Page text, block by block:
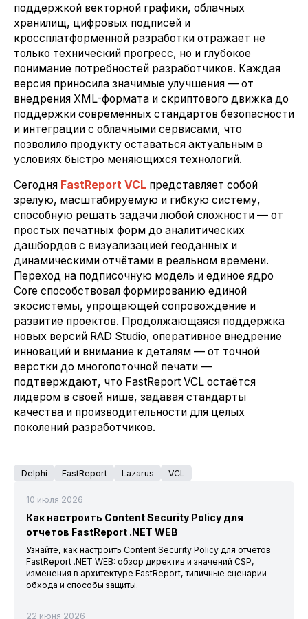
поддержкой векторной графики, облачных
хранилищ, цифровых подписей и
кроссплатформенной разработки отражает не
только технический прогресс, но и глубокое
понимание потребностей разработчиков. Каждая
версия приносила значимые улучшения — от
внедрения XML-формата и скриптового движка до
поддержки современных стандартов безопасности
и интеграции с облачными сервисами, что
позволило продукту оставаться актуальным в
условиях быстро меняющихся технологий.
Сегодня FastReport VCL представляет собой
зрелую, масштабируемую и гибкую систему,
способную решать задачи любой сложности — от
простых печатных форм до аналитических
дашбордов с визуализацией геоданных и
динамическими отчётами в реальном времени.
Переход на подписочную модель и единое ядро
Core способствовал формированию единой
экосистемы, упрощающей сопровождение и
развитие проектов. Продолжающаяся поддержка
новых версий RAD Studio, оперативное внедрение
инноваций и внимание к деталям — от точной
верстки до многопоточной печати —
подтверждают, что FastReport VCL остаётся
лидером в своей нише, задавая стандарты
качества и производительности для целых
поколений разработчиков.
Delphi FastReport Lazarus VCL
10 июля 2026
Как настроить Content Security Policy для
отчетов FastReport .NET WEB
Узнайте, как настроить Content Security Policy для отчётов
FastReport .NET WEB: обзор директив и значений CSP,
изменения в архитектуре FastReport, типичные сценарии
обхода и способы защиты.
22 июня 2026